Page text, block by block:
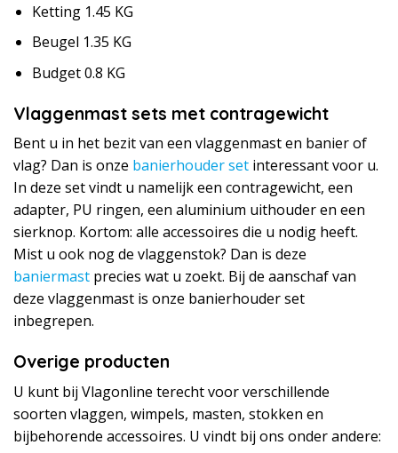
Ketting 1.45 KG
Beugel 1.35 KG
Budget 0.8 KG
Vlaggenmast sets met contragewicht
Bent u in het bezit van een vlaggenmast en banier of
vlag? Dan is onze banierhouder set interessant voor u.
In deze set vindt u namelijk een contragewicht, een
adapter, PU ringen, een aluminium uithouder en een
sierknop. Kortom: alle accessoires die u nodig heeft.
Mist u ook nog de vlaggenstok? Dan is deze
baniermast precies wat u zoekt. Bij de aanschaf van
deze vlaggenmast is onze banierhouder set
inbegrepen.
Overige producten
U kunt bij Vlagonline terecht voor verschillende
soorten vlaggen, wimpels, masten, stokken en
bijbehorende accessoires. U vindt bij ons onder andere: